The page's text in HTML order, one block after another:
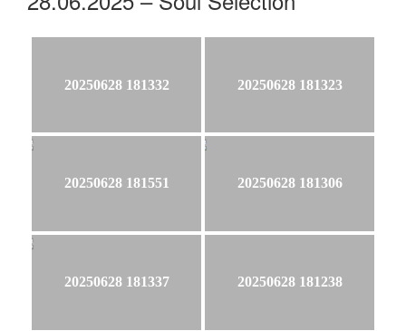
20250628 181332 20250628 181323
20250628 181551 20250628 181306
20250628 181337 20250628 181238